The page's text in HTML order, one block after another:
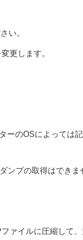
い。
更します。
ーのOSによっては
プの取得はできま
ァイルに圧縮して、